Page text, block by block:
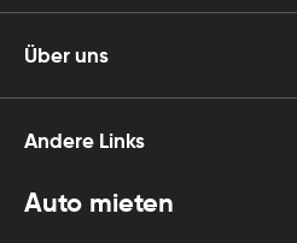
Über uns
Andere Links
Auto mieten